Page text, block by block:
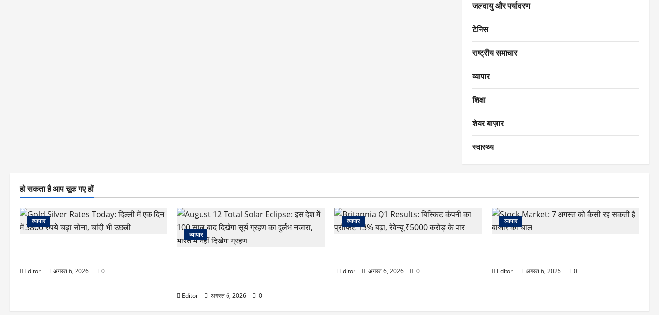
जलवायु और पर्यावरण
टेनिस
राष्ट्रीय समाचार
व्यापार
शिक्षा
शेयर बाज़ार
स्वास्थ्य
हो सकता है आप चूक गए हों
व्यापार
Editor अगस्त 6, 2026 0
व्यापार
Editor अगस्त 6, 2026 0
व्यापार
Editor अगस्त 6, 2026 0
व्यापार
Editor अगस्त 6, 2026 0